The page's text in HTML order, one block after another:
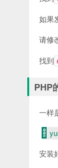
如果
请修
找到
PHP
一样
安装